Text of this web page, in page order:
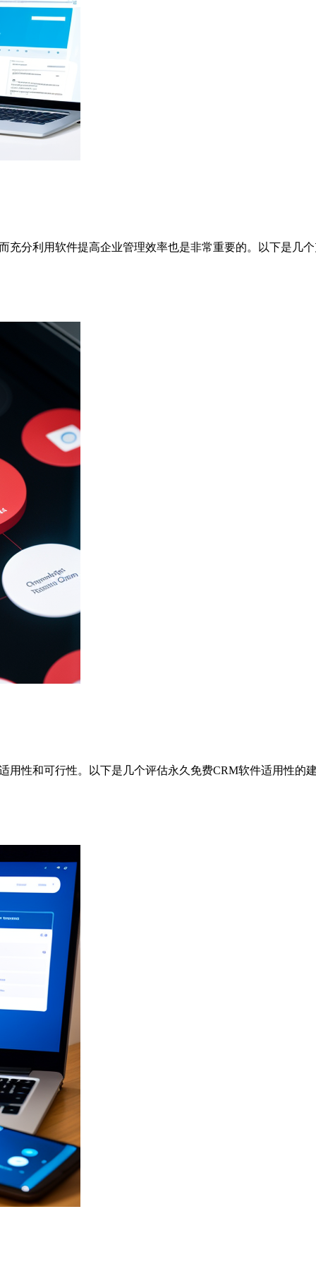
分利用软件提高企业管理效率也是非常重要的。以下是几
性和可行性。以下是几个评估永久免费CRM软件适用性的